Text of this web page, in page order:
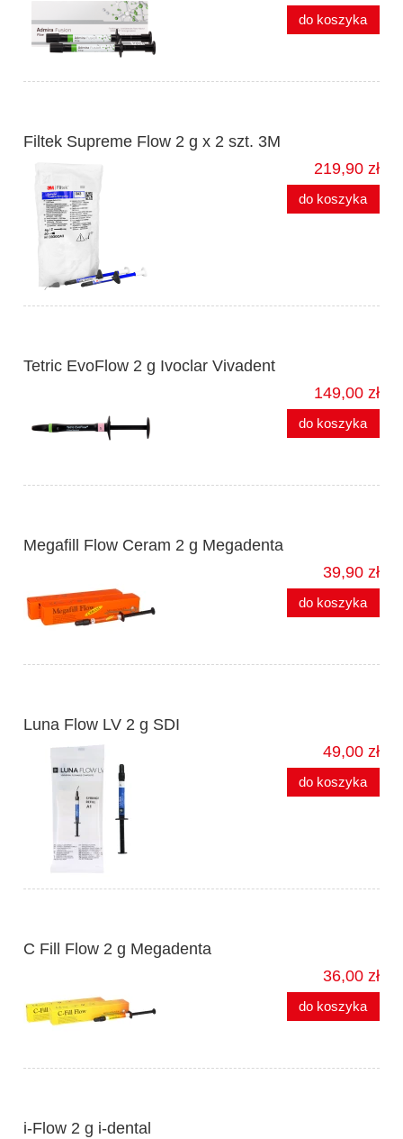
do koszyka
Filtek Supreme Flow 2 g x 2 szt. 3M
219,90 zł
do koszyka
Tetric EvoFlow 2 g Ivoclar Vivadent
149,00 zł
do koszyka
Megafill Flow Ceram 2 g Megadenta
39,90 zł
do koszyka
Luna Flow LV 2 g SDI
49,00 zł
do koszyka
C Fill Flow 2 g Megadenta
36,00 zł
do koszyka
i-Flow 2 g i-dental